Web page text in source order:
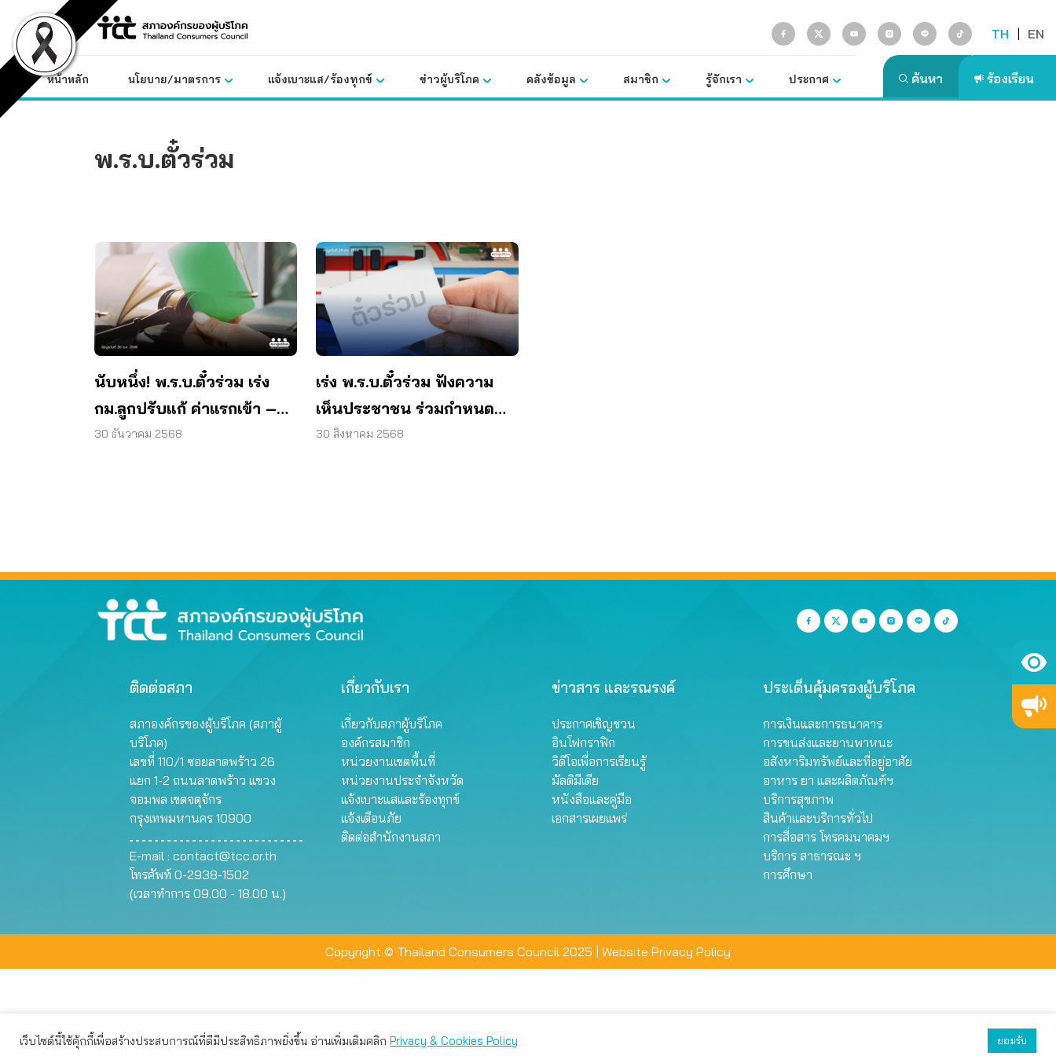
content
TH | EN
หน้าหลัก นโยบาย/มาตรการ แจ้งเบาะแส/ร้องทุกข์ ข่าวผู้บริโภค คลังข้อมูล สมาชิก รู้จักเรา ประกาศ
พ.ร.บ.ตั๋วร่วม
นับหนึ่ง! พ.ร.บ.ตั๋วร่วม เร่ง
กม.ลูกปรับแก้ ค่าแรกเข้า –
สัมปทาน – กองทุน
30 ธันวาคม 2568
เร่ง พ.ร.บ.ตั๋วร่วม ฟังความ
เห็นประชาชน ร่วมกำหนด
นโยบาย
30 สิงหาคม 2568
ติดต่อสภา
สภาองค์กรของผู้บริโภค (สภาผู้
บริโภค)
เลขที่ 110/1 ซอยลาดพร้าว 26
แยก 1-2 ถนนลาดพร้าว แขวง
จอมพล เขตจตุจักร
กรุงเทพมหานคร 10900
E-mail : contact@tcc.or.th
โทรศัพท์ 0-2938-1502
(เวลาทำการ 09.00 - 18.00 น.)
เกี่ยวกับเรา
เกี่ยวกับสภาผู้บริโภค
องค์กรสมาชิก
หน่วยงานเขตพื้นที่
หน่วยงานประจำจังหวัด
แจ้งเบาะแสและร้องทุกข์
แจ้งเตือนภัย
ติดต่อสำนักงานสภา
ข่าวสาร และรณรงค์
ประกาศเชิญชวน
อินโฟกราฟิก
วิดีโอเพื่อการเรียนรู้
มัลติมีเดีย
หนังสือและคู่มือ
เอกสารเผยแพร่
ประเด็นคุ้มครองผู้บริโภค
การเงินและการธนาคาร
การขนส่งและยานพาหนะ
อสังหาริมทรัพย์และที่อยู่อาศัย
อาหาร ยา และผลิตภัณฑ์ฯ
บริการสุขภาพ
สินค้าและบริการทั่วไป
การสื่อสาร โทรคมนาคมฯ
บริการ สาธารณะ ฯ
การศึกษา
Copyright © Thailand Consumers Council 2025 | Website Privacy Policy
เว็บไซต์นี้ใช้คุ้กกี้เพื่อสร้างประสบการณ์ที่ดีมีประสิทธิภาพยิ่งขึ้น อ่านเพิ่มเติมคลิก Privacy & Cookies Policy ยอมรับ
เว็บไซต์นี้ใช้คุกกี้เพื่อมอบประสบการณ์การใช้งานที่ดีให้แก่ท่าน คุณสามารถเลือกตั้งค่าความเป็นส่วนตัวได้